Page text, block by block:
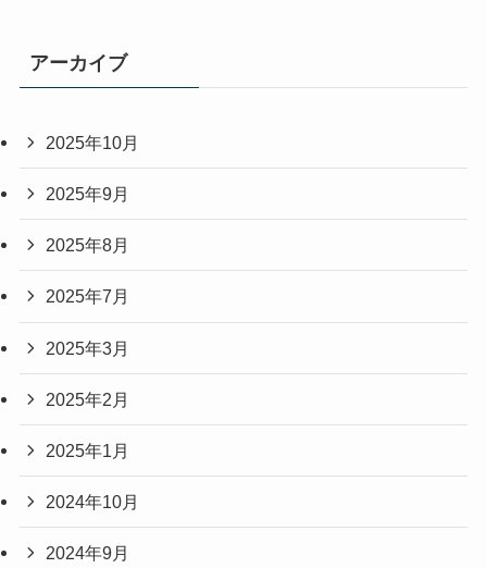
アーカイブ
2025年10月
2025年9月
2025年8月
2025年7月
2025年3月
2025年2月
2025年1月
2024年10月
2024年9月